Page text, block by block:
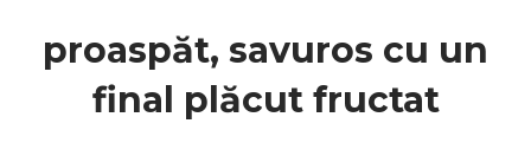
proaspăt, savuros cu un
final plăcut fructat